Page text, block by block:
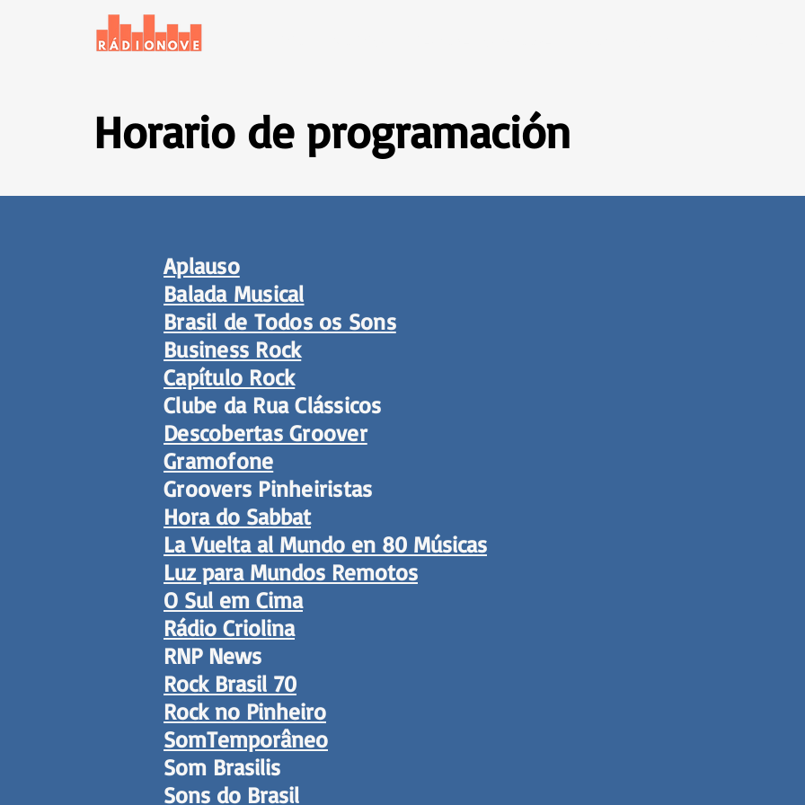
Horario de programación
Aplauso
Balada Musical
Brasil de Todos os Sons
Business Rock
Capítulo Rock
Clube da Rua Clássicos
Descobertas Groover
Gramofone
Groovers Pinheiristas
Hora do Sabbat
La Vuelta al Mundo en 80 Músicas
Luz para Mundos Remotos
O Sul em Cima
Rádio Criolina
RNP News
Rock Brasil 70
Rock no Pinheiro
SomTemporâneo
Som Brasilis
Sons do Brasil